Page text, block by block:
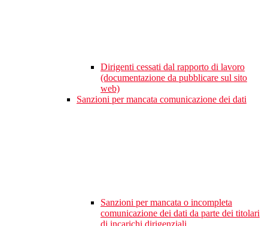
Dirigenti cessati dal rapporto di lavoro
(documentazione da pubblicare sul sito
web)
Sanzioni per mancata comunicazione dei dati
Sanzioni per mancata o incompleta
comunicazione dei dati da parte dei titolari